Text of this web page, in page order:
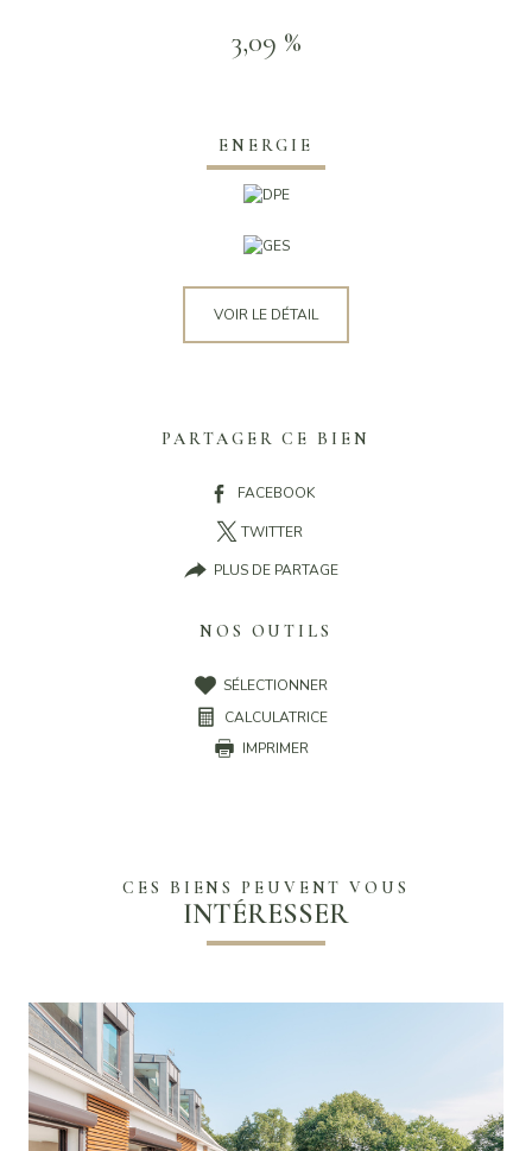
3,09 %
ENERGIE
VOIR LE DÉTAIL
PARTAGER CE BIEN
FACEBOOK
TWITTER
PLUS DE PARTAGE
NOS OUTILS
SÉLECTIONNER
CALCULATRICE
IMPRIMER
CES BIENS PEUVENT VOUS
INTÉRESSER